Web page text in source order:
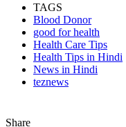
TAGS
Blood Donor
good for health
Health Care Tips
Health Tips in Hindi
News in Hindi
teznews
Share